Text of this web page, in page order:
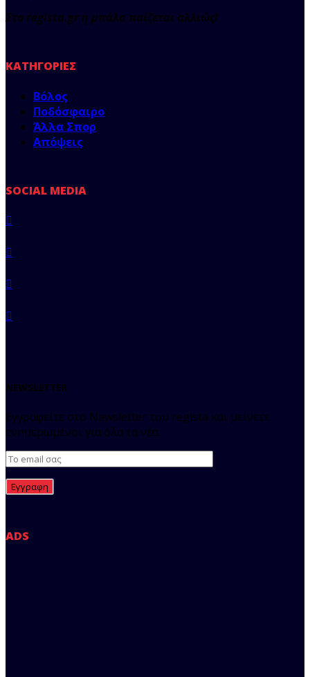
Στο regista.gr η μπάλα παίζεται αλλιώς!
ΚΑΤΗΓΟΡΊΕΣ
Βόλος
Ποδόσφαιρο
Άλλα Σπορ
Απόψεις
SOCIAL MEDIA
NEWSLETTER
Εγγραφείτε στο Newsletter του regista και μείνετε
ενημερωμένοι για όλα τα νέα.
ADS